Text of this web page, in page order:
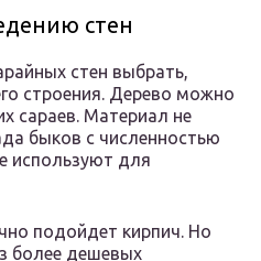
стен
стен выбрать,
строения. Дерево можно
сараев. Материал не
быков с численностью
используют для
подойдет кирпич. Но
более дешевых